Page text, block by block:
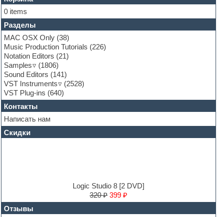
Folk samples
Fruityloops
Funk
Garritan
General MIDI kits
Guitar emulation
Guitar loops
Guitar processing and effects
Hands-up samples
Hardstyle
Heavy metal sample packs
Hip-hop
House music
Hypersonic
Jazz
Massive presets
Mastering plug-ins
0 items
Разделы
MAC OSX Only (38)
Music Production Tutorials (226)
Notation Editors (21)
Samples
(1806)
Sound Editors (141)
VST Instruments
(2528)
VST Plug-ins (640)
Контакты
Написать нам
Скидки
Logic Studio 8 [2 DVD]
320 ₽ 399 ₽
Отзывы